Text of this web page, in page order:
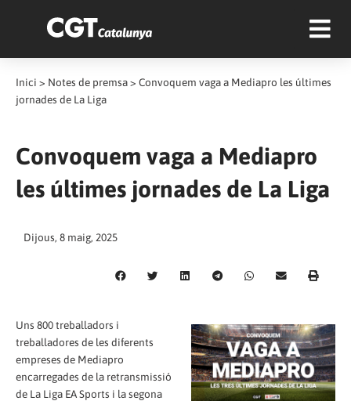
Inici > Notes de premsa> Convoquem vaga a Mediapro les últimes
jornades de La Liga
Convoquem vaga a Mediapro
les últimes jornades de La Liga
Dijous, 8 maig, 2025
Uns 800 treballadors i
treballadores de les diferents
empreses de Mediapro
encarregades de la retransmissió
de La Liga EA Sports i la segona